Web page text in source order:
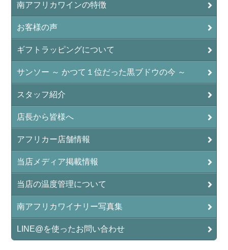
南アフリカワインの特徴
お客様の声
ギフトラッピングについて
サンソー ～ かつて１位だった黒ブドウの今 ～
スタッフ紹介
店長から皆様へ
アフリカー店舗情報
当店メディア掲載情報
当店の温度管理について
南アフリカワイナリー写真集
LINE@を使ったお問い合わせ